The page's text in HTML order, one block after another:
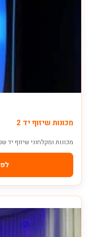
מכונות שיזוף יד 2
מכונות ומקלחוני שיזוף יד